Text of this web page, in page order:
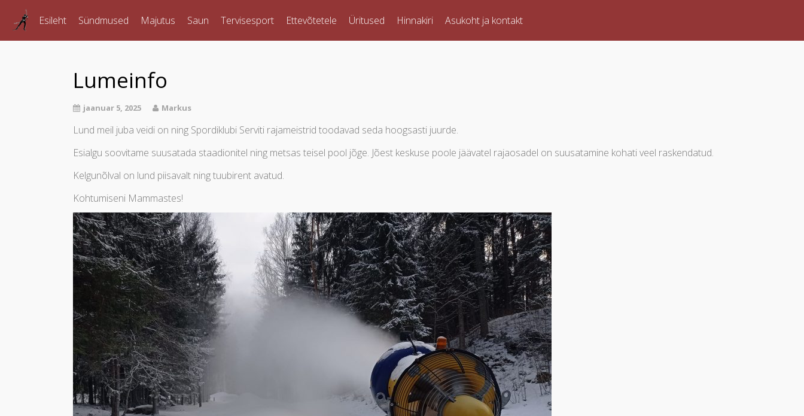
Esileht Sündmused Majutus Saun Tervisesport Ettevõtetele Üritused Hinnakiri Asukoht ja kontakt
Lumeinfo
jaanuar 5, 2025 Markus
Lund meil juba veidi on ning Spordiklubi Serviti rajameistrid toodavad seda hoogsasti juurde.
Esialgu soovitame suusatada staadionitel ning metsas teisel pool jõge. Jõest keskuse poole jäävatel rajaosadel on suusatamine kohati veel raskendatud.
Kelgunõlval on lund piisavalt ning tuubirent avatud.
Kohtumiseni Mammastes!